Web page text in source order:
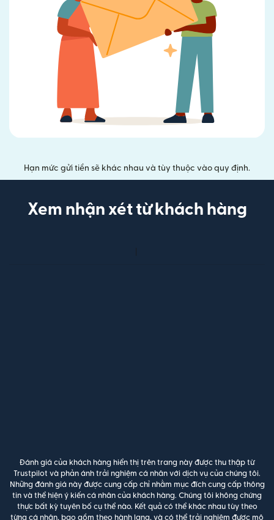
Hạn mức gửi tiền sẽ khác nhau và tùy thuộc vào quy định.
Xem nhận xét từ khách hàng
Đánh giá của khách hàng hiển thị trên trang này được thu thập từ
Trustpilot và phản ánh trải nghiệm cá nhân với dịch vụ của chúng tôi.
Những đánh giá này được cung cấp chỉ nhằm mục đích cung cấp thông
tin và thể hiện ý kiến cá nhân của khách hàng. Chúng tôi không chứng
thực bất kỳ tuyên bố cụ thể nào. Kết quả có thể khác nhau tùy theo
từng cá nhân, bao gồm theo hành lang, và có thể trải nghiệm được mô